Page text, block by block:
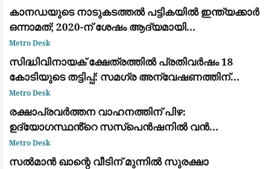
കാനഡയുടെ നാടുകടത്തൽ പട്ടികയിൽ ഇന്ത്യക്കാർ
ഒന്നാമത്; 2020-ന് ശേഷം ആദ്യമായി
മെക്സിക്കോയെ മറികടന്നു
Metro Desk
സിദ്ധിവിനായക് ക്ഷേത്രത്തിൽ പ്രതിവർഷം 18
കോടിയുടെ തട്ടിപ്പ്: സമഗ്ര അന്വേഷണത്തിന്
ഉത്തരവിട്ട് ദേവേന്ദ്ര ഫഡ്‌നാവിസ്
Metro Desk
രക്ഷാപ്രവർത്തന വാഹനത്തിന് പിഴ:
ഉദ്യോഗസ്ഥൻ്റെ സസ്പെൻഷനിൽ വൻ
പ്രതിഷേധം; നടപടി പിൻവലിക്കണമെന്ന് ആവശ്യം
Metro Desk
സൽമാൻ ഖാന്റെ വീടിന് മുന്നിൽ സുരക്ഷാ